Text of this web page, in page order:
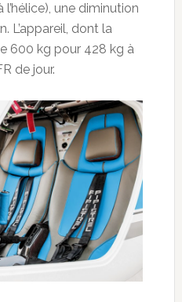
une diminution
L’appareil, dont la
600 kg pour 428 kg à
de jour.